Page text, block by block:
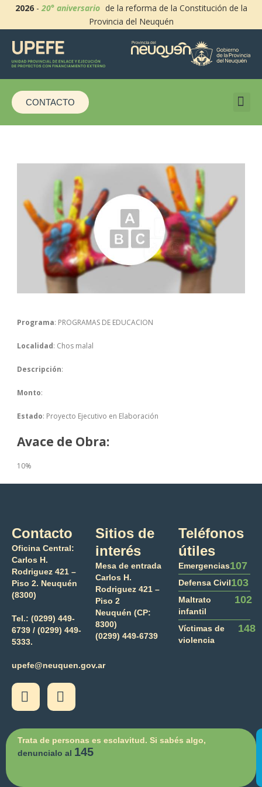
2026-20° aniversario de la reforma de la Constitución de la
Provincia del Neuquén
CONTACTO
Programa: PROGRAMAS DE EDUCACION
Localidad: Chos malal
Descripción:
Monto:
Estado: Proyecto Ejecutivo en Elaboración
Avace de Obra:
10%
Contacto
Oficina Central:
Carlos H.
Rodriguez 421 –
Piso 2. Neuquén
(8300)
Tel.: (0299) 449-
6739 / (0299) 449-
5333.
upefe@neuquen.gov.ar
Sitios de
interés
Mesa de entrada
Carlos H.
Rodriguez 421 –
Piso 2
Neuquén (CP:
8300)
(0299) 449-6739
Teléfonos
útiles
Emergencias107
Defensa Civil103
Maltrato
infantil
102
Víctimas de
violencia
148
Trata de personas es esclavitud. Si sabés algo,
denuncialo al 145